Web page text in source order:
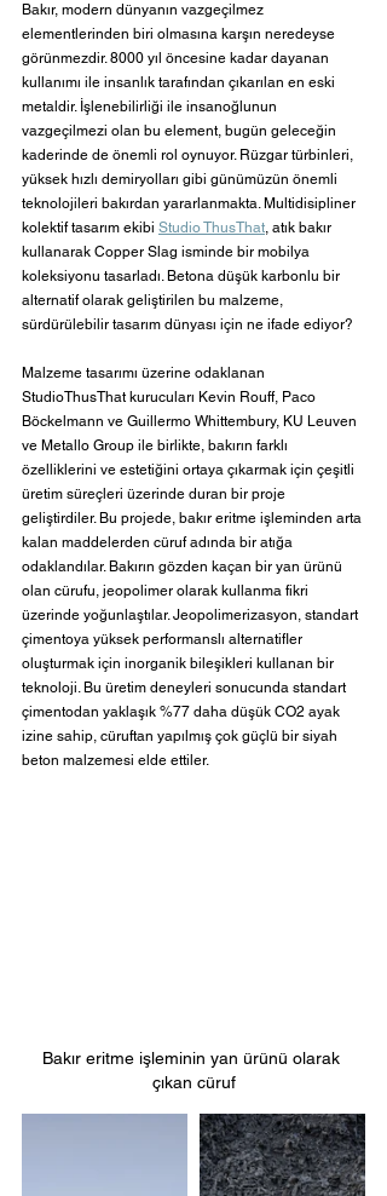
Bakır, modern dünyanın vazgeçilmez
elementlerinden biri olmasına karşın neredeyse
görünmezdir. 8000 yıl öncesine kadar dayanan
kullanımı ile insanlık tarafından çıkarılan en eski
metaldir. İşlenebilirliği ile insanoğlunun
vazgeçilmezi olan bu element, bugün geleceğin
kaderinde de önemli rol oynuyor. Rüzgar türbinleri,
yüksek hızlı demiryolları gibi günümüzün önemli
teknolojileri bakırdan yararlanmakta. Multidisipliner
kolektif tasarım ekibi Studio ThusThat, atık bakır
kullanarak Copper Slag isminde bir mobilya
koleksiyonu tasarladı. Betona düşük karbonlu bir
alternatif olarak geliştirilen bu malzeme,
sürdürülebilir tasarım dünyası için ne ifade ediyor?
Malzeme tasarımı üzerine odaklanan
StudioThusThat kurucuları Kevin Rouff, Paco
Böckelmann ve Guillermo Whittembury, KU Leuven
ve Metallo Group ile birlikte, bakırın farklı
özelliklerini ve estetiğini ortaya çıkarmak için çeşitli
üretim süreçleri üzerinde duran bir proje
geliştirdiler. Bu projede, bakır eritme işleminden arta
kalan maddelerden cüruf adında bir atığa
odaklandılar. Bakırın gözden kaçan bir yan ürünü
olan cürufu, jeopolimer olarak kullanma fikri
üzerinde yoğunlaştılar. Jeopolimerizasyon, standart
çimentoya yüksek performanslı alternatifler
oluşturmak için inorganik bileşikleri kullanan bir
teknoloji. Bu üretim deneyleri sonucunda standart
çimentodan yaklaşık %77 daha düşük CO2 ayak
izine sahip, cüruftan yapılmış çok güçlü bir siyah
beton malzemesi elde ettiler.
Bakır eritme işleminin yan ürünü olarak
çıkan cüruf